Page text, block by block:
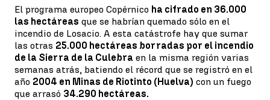
El programa europeo Copérnico ha cifrado en 36.000
las hectáreas que se habrían quemado sólo en el
incendio de Losacio. A esta catástrofe hay que sumar
las otras 25.000 hectáreas borradas por el incendio
de la Sierra de la Culebra en la misma región varias
semanas atrás, batiendo el récord que se registró en el
año 2004 en Minas de Riotinto (Huelva) con un fuego
que arrasó 34.290 hectáreas.